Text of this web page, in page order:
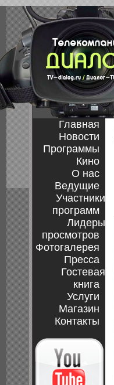
Главная
Новости
Программы
Кино
О нас
Ведущие
Участники
программ
Лидеры
просмотров
Фотогалерея
Пресса
Гостевая
книга
Услуги
Магазин
Контакты